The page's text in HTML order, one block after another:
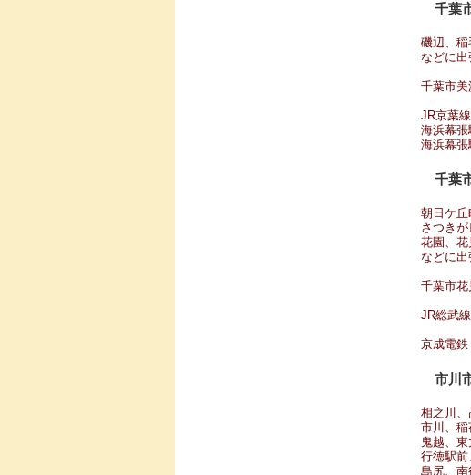
千葉
磯辺、
などに出
千葉市美
JR京
海浜幕張
海浜幕張
千葉
朝日ケ
さつき
花園、
などに出
千葉市花
JR総
京成電
市川
相之川
市川、
鬼越、
行徳駅
島尻、